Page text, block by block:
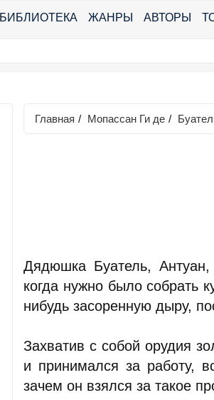
БИБЛИОТЕКА ЖАНРЫ АВТОРЫ
Главная / Мопассан Ги де /
Дядюшка Буатель,
когда нужно было собрать
нибудь засоренную дыру,
Захватив с собой орудия
и принимался за работу,
зачем он взялся за такое